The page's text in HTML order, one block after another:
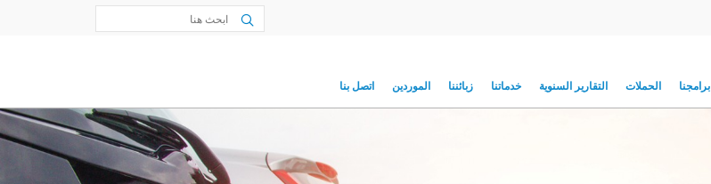
برامجنا الحملات التقارير السنوية خدماتنا زبائننا الموردين اتصل بنا